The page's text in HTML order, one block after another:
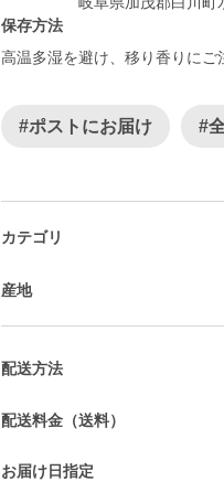
保存方法
高温多湿を避け、移り香りにご
#ポストにお届け #
カテゴリ
産地
配送方法
配送料金（送料）
お届け日指定